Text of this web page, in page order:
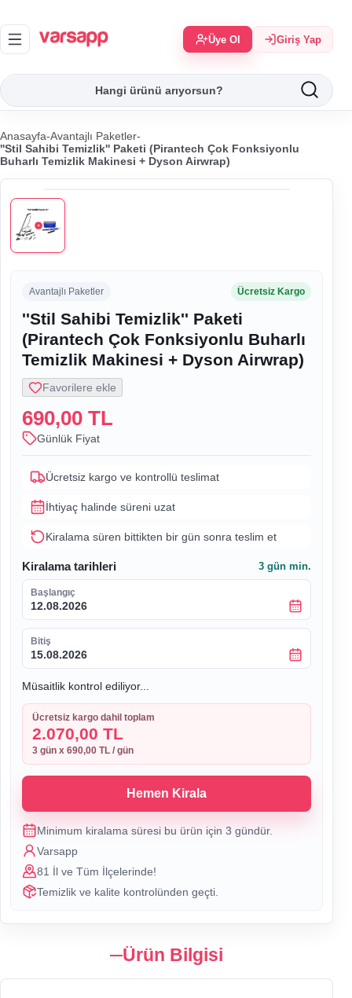
Üye Ol Giriş Yap
Anasayfa-Avantajlı Paketler-
''Stil Sahibi Temizlik'' Paketi (Pirantech Çok Fonksiyonlu
Buharlı Temizlik Makinesi + Dyson Airwrap)
Avantajlı Paketler Ücretsiz Kargo
''Stil Sahibi Temizlik'' Paketi
(Pirantech Çok Fonksiyonlu Buharlı
Temizlik Makinesi + Dyson Airwrap)
Favorilere ekle
690,00 TL
Günlük Fiyat
Ücretsiz kargo ve kontrollü teslimat
İhtiyaç halinde süreni uzat
Kiralama süren bittikten bir gün sonra teslim et
Kiralama tarihleri 3 gün min.
Başlangıç
12.08.2026
Bitiş
15.08.2026
Müsaitlik kontrol ediliyor...
Ücretsiz kargo dahil toplam
2.070,00 TL
3 gün x 690,00 TL / gün
Hemen Kirala
Minimum kiralama süresi bu ürün için 3 gündür.
Varsapp
81 İl ve Tüm İlçelerinde!
Temizlik ve kalite kontrolünden geçti.
Ürün Bilgisi